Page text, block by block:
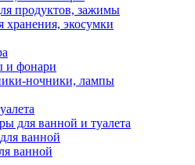
продуктов, зажимы
хранения, экосумки
и фонари
ночники, лампы
для ванной и туалета
ванной
ванной